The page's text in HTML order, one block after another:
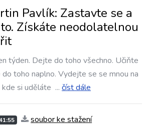
Pavlík: Zastavte se a
Získáte neodolatelnou
týden. Dejte do toho všechno. Učiňte
toho naplno. Vydejte se se mnou na
si uděláte ... číst dále
soubor ke stažení